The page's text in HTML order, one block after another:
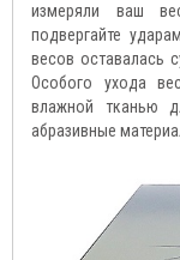
измеряли ваш
подвергайте
весов оставалась
Особого ухода
влажной тканью
абразивные